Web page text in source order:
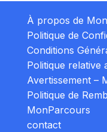
À propos de
Politique de
Conditions
Politique relative
Avertissement –
Politique de
MonParcours
contact